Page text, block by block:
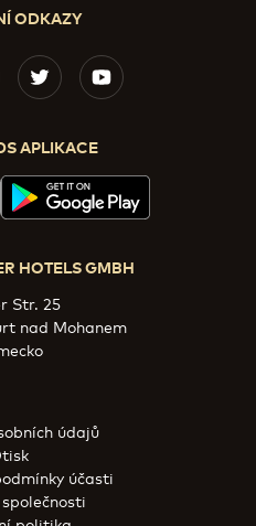
ODKAZY
APLIKACE
HOTELS GMBH
Str. 25
nad Mohanem
údajů
účasti